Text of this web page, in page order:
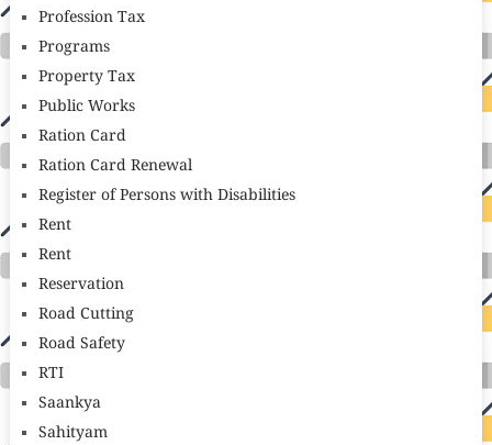
Profession Tax
Programs
Property Tax
Public Works
Ration Card
Ration Card Renewal
Register of Persons with Disabilities
Rent
Rent
Reservation
Road Cutting
Road Safety
RTI
Saankya
Sahityam